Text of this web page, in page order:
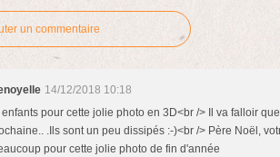
un commentaire
14/12/2018 10:18
enfants pour cette jolie photo en 3D<br /> Il va falloir
.Ils sont un peu dissipés :-)<br /> Père Noël,
pour cette jolie photo de fin d'année